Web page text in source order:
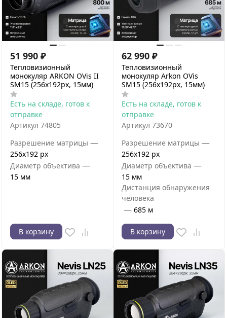
51 990 ₽
Тепловизионный
монокуляр ARKON OVis II
SM15 (256x192px, 15мм)
Есть на складе, готов к
отправке
Артикул 74805
Разрешение матрицы —
256x192 px
Диаметр объектива —
15 мм
В корзину
62 990 ₽
Тепловизионный
монокуляр Arkon OVis
SM15 (256x192px, 15мм)
Есть на складе, готов к
отправке
Артикул 73670
Разрешение матрицы —
256x192 px
Диаметр объектива —
15 мм
Дистанция обнаружения
человека
— 685 м
В корзину